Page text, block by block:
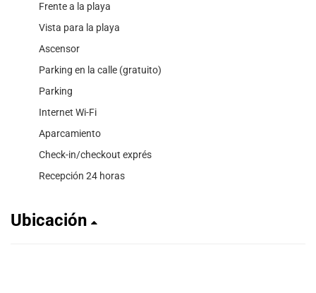
Frente a la playa
Vista para la playa
Ascensor
Parking en la calle (gratuito)
Parking
Internet Wi-Fi
Aparcamiento
Check-in/checkout exprés
Recepción 24 horas
Ubicación